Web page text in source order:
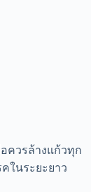
ควรล้างแก้วทุก
ในระยะยาว